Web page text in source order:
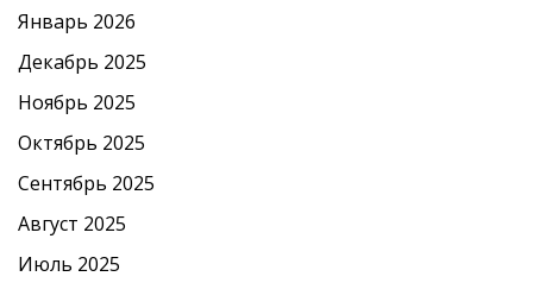
Январь 2026
Декабрь 2025
Ноябрь 2025
Октябрь 2025
Сентябрь 2025
Август 2025
Июль 2025